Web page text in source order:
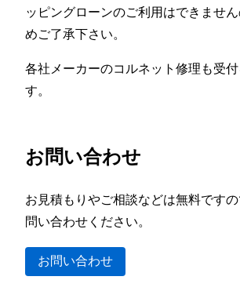
ッピングローンのご利用はできませ
めご了承下さい。
各社メーカーのコルネット修理も受付
す。
お問い合わせ
お見積もりやご相談などは無料です
問い合わせください。
お問い合わせ